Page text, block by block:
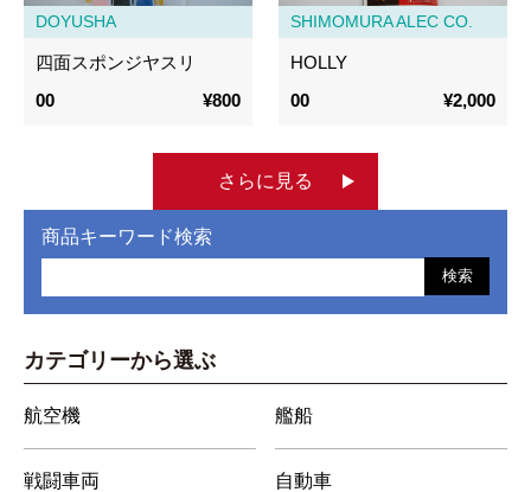
DOYUSHA
四面スポンジヤスリ
00
¥800
SHIMOMURA ALEC CO.
HOLLY
00
¥2,000
さらに見る
商品キーワード検索
検索
カテゴリーから選ぶ
航空機 艦船
戦闘車両 自動車